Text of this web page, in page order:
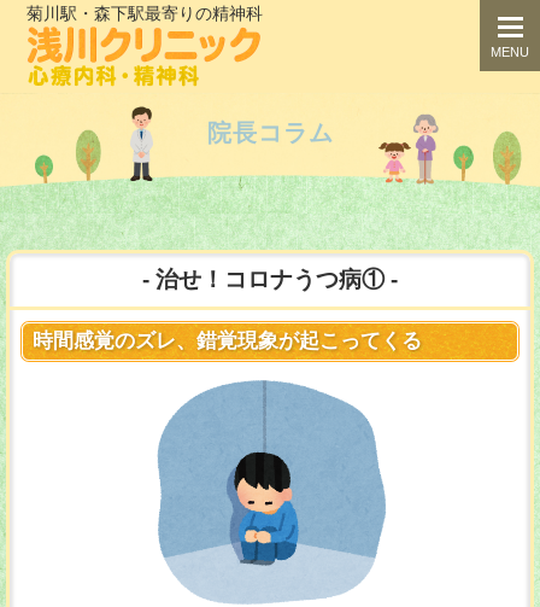
MENU
菊川駅・森下駅最寄りの精神科
院長コラム
治せ！コロナうつ病①
時間感覚のズレ、錯覚現象が起こってくる